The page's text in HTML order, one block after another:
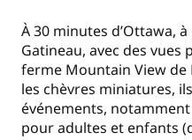
À 30 minutes d’Ottawa,
Gatineau, avec des vues
ferme Mountain View de
les chèvres miniatures,
événements,
pour adultes et enfants